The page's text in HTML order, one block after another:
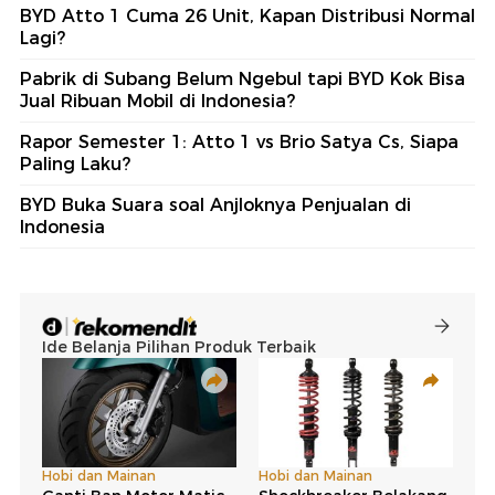
BYD Atto 1 Cuma 26 Unit, Kapan Distribusi Normal
Lagi?
Pabrik di Subang Belum Ngebul tapi BYD Kok Bisa
Jual Ribuan Mobil di Indonesia?
Rapor Semester 1: Atto 1 vs Brio Satya Cs, Siapa
Paling Laku?
BYD Buka Suara soal Anjloknya Penjualan di
Indonesia